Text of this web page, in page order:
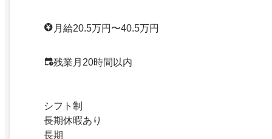
月給20.5万円〜40.5万円
残業月20時間以内
シフト制
長期休暇あり
長期